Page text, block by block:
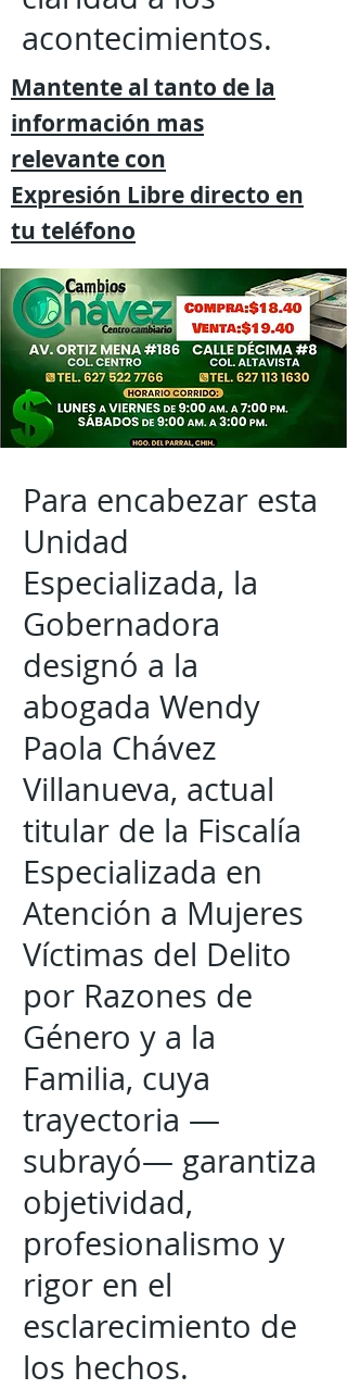
acontecimientos.
Mantente al tanto de la
información mas
relevante con
Expresión Libre directo en
tu teléfono
Para encabezar esta
Unidad
Especializada, la
Gobernadora
designó a la
abogada Wendy
Paola Chávez
Villanueva, actual
titular de la Fiscalía
Especializada en
Atención a Mujeres
Víctimas del Delito
por Razones de
Género y a la
Familia, cuya
trayectoria —
subrayó— garantiza
objetividad,
profesionalismo y
rigor en el
esclarecimiento de
los hechos.